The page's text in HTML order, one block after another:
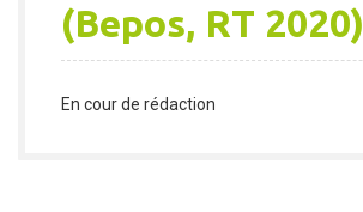
(Bepos, RT 2020)
En cour de rédaction